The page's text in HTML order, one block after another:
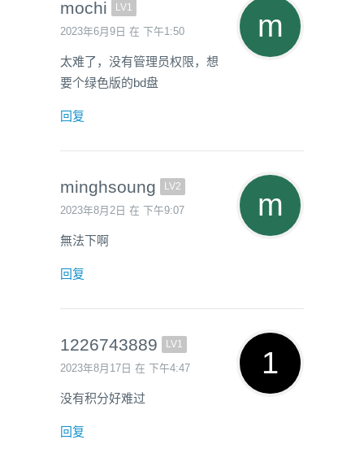
mochi LV1
2023年6月9日 在 下午1:50
太难了，没有管理员权限，想
要个绿色版的bd盘
回复
minghsoung LV2
2023年8月2日 在 下午9:07
無法下啊
回复
1226743889 LV1
2023年8月17日 在 下午4:47
没有积分好难过
回复